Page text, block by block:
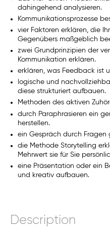
dahingehend analysieren.
Kommunikationsprozesse
vier Faktoren erklären, die
Gegenübers maßgeblich
zwei Grundprinzipien der
Kommunikation erklären.
erklären, was Feedback ist
logische und
diese strukturiert aufbauen.
Methoden des aktiven
durch Paraphrasieren ein
herstellen.
ein Gespräch durch Fragen
die Methode Storytelling
Mehrwert sie für Sie
eine Präsentation oder ein
und kreativ aufbauen.
Description